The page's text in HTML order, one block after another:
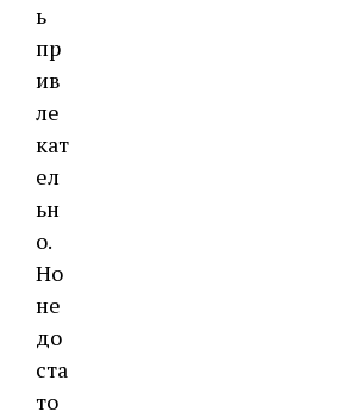
ь
пр
ив
ле
кат
ел
ьн
о.
Но
не
до
ста
то